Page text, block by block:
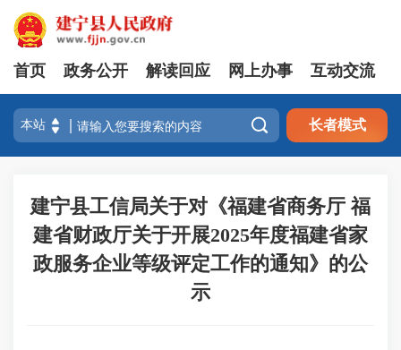
首页 政务公开 解读回应 网上办事 互动交流
 长者模式
建宁县工信局关于对《福建省商务厅 福
建省财政厅关于开展2025年度福建省家
政服务企业等级评定工作的通知》的公
示